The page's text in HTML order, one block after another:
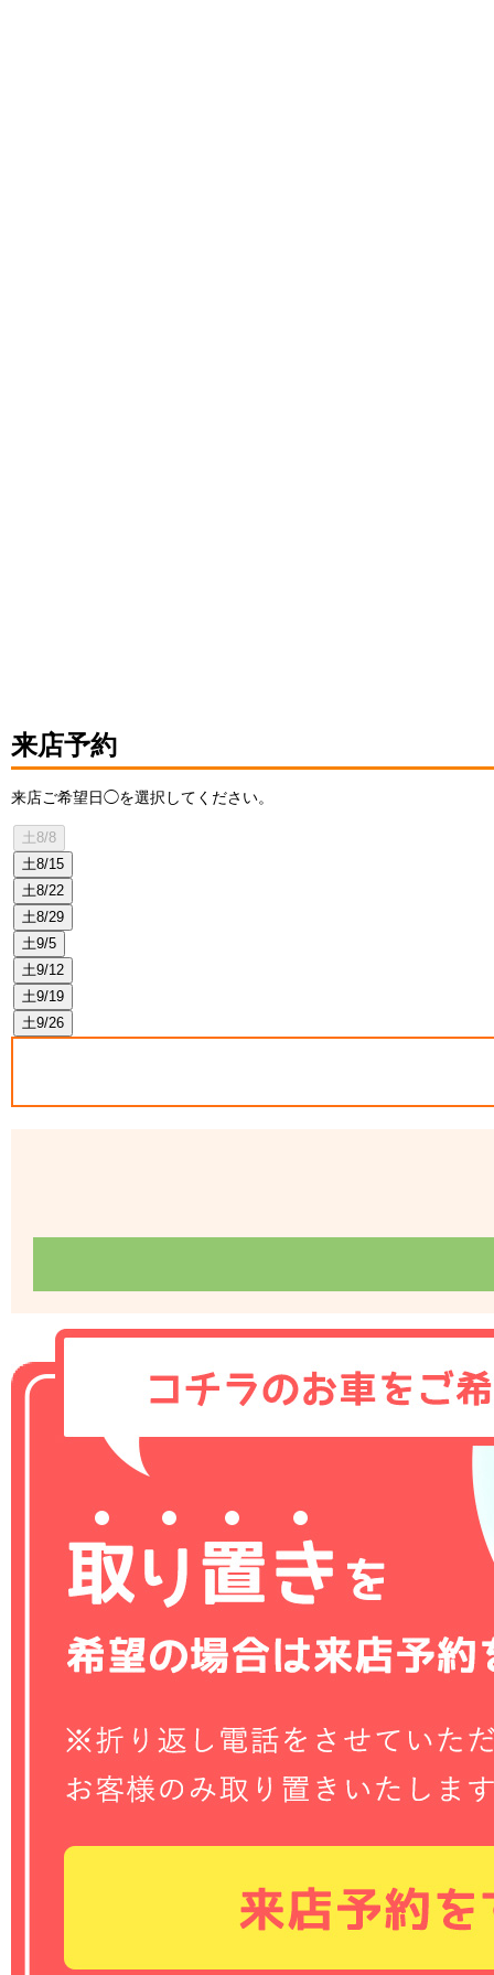
来店予約
来店ご希望日◯を選択してください。
土8/8
土8/15
土8/22
土8/29
土9/5
土9/12
土9/19
土9/26